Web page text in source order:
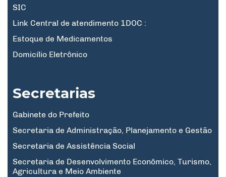
SIC
Link Central de atendimento 1DOC :
Estoque de Medicamentos
Domicílio Eletrônico
Secretarias
Gabinete do Prefeito
Secretaria de Administração, Planejamento e Gestão
Secretaria de Assistência Social
Secretaria de Desenvolvimento Econômico, Turismo,
Agricultura e Meio Ambiente